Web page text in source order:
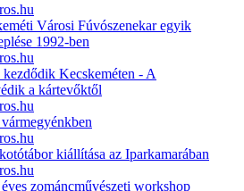
Városi Fúvószenekar egyik
1992-ben
kezdődik Kecskeméten - A
a kártevőktől
kiállítása az Iparkamarában
zománcművészeti workshop